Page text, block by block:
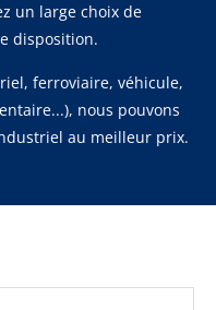
un large choix de
disposition.
ferroviaire, véhicule,
nous pouvons
au meilleur prix.